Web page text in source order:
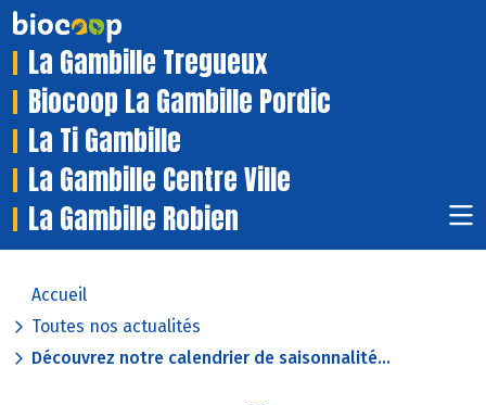
La Gambille Tregueux
Biocoop La Gambille Pordic
La Ti Gambille
La Gambille Centre Ville
La Gambille Robien
Accueil
Toutes nos actualités
Découvrez notre calendrier de saisonnalité...